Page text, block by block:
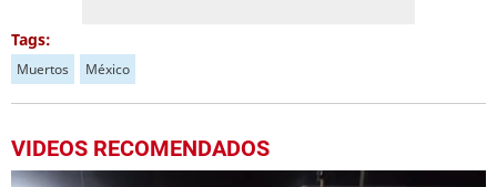
Tags:
Muertos México
VIDEOS RECOMENDADOS